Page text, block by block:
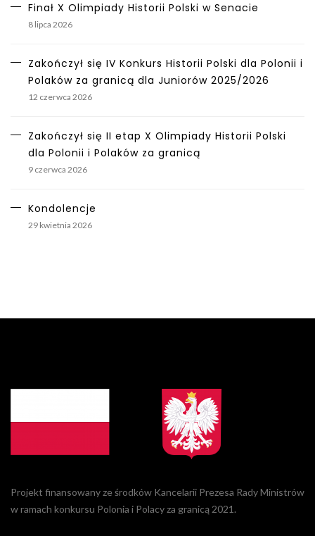
Finał X Olimpiady Historii Polski w Senacie
8 lipca 2026
Zakończył się IV Konkurs Historii Polski dla Polonii i
Polaków za granicą dla Juniorów 2025/2026
12 czerwca 2026
Zakończył się II etap X Olimpiady Historii Polski
dla Polonii i Polaków za granicą
9 czerwca 2026
Kondolencje
29 kwietnia 2026
Projekt finansowany ze środków Kancelarii Prezesa Rady Ministrów
w ramach konkursu Polonia i Polacy za granicą 2021.